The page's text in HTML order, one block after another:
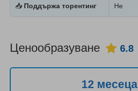
📥 Поддържа торентинг Не
Ценообразуване 6.8
12 месеца